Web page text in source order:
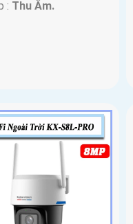
: Thu Âm.